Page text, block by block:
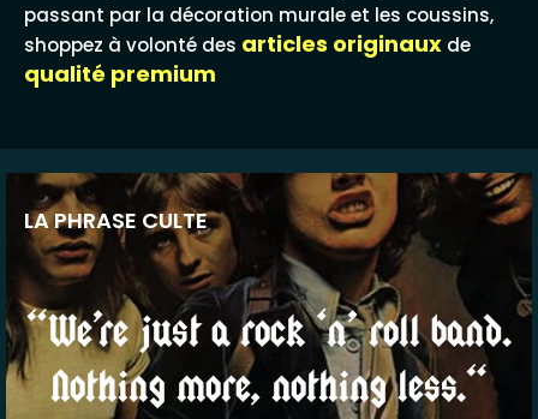
passant par la décoration murale et les coussins,
shoppez à volonté des articles originaux de
qualité premium
LA PHRASE CULTE
“We’re just a rock ‘n’ roll band.
Nothing more, nothing less.“